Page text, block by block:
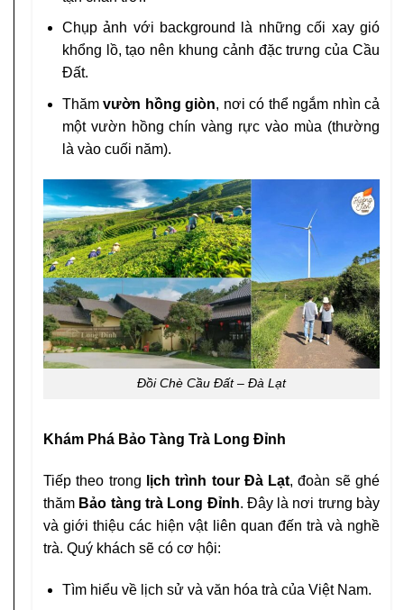
Chụp ảnh với background là những cối xay gió
khổng lồ, tạo nên khung cảnh đặc trưng của Cầu
Đất.
Thămvườn hồng giòn, nơi có thể ngắm nhìn cả
một vườn hồng chín vàng rực vào mùa (thường
là vào cuối năm).
Đồi Chè Cầu Đất – Đà Lạt
Khám Phá Bảo Tàng Trà Long Đỉnh
Tiếp theo trong lịch trình tour Đà Lạt, đoàn sẽ ghé
thăm Bảo tàng trà Long Đỉnh. Đây là nơi trưng bày
và giới thiệu các hiện vật liên quan đến trà và nghề
trà. Quý khách sẽ có cơ hội:
Tìm hiểu về lịch sử và văn hóa trà của Việt Nam.